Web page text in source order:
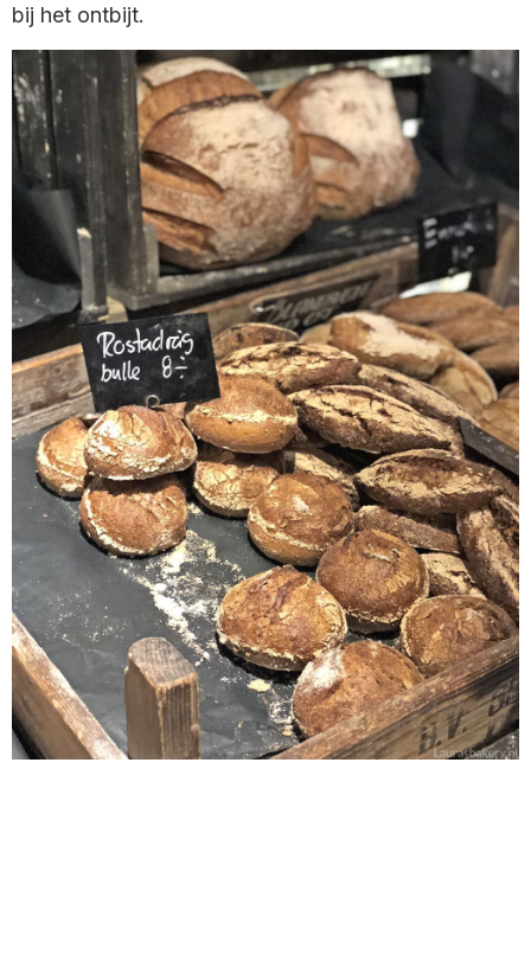
bij het ontbijt.